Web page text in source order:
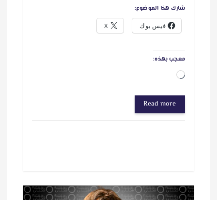
شارك هذا الموضوع:
فيس بوك X
معجب بهذه:
ج
ا
ر
ي
ح
Read more